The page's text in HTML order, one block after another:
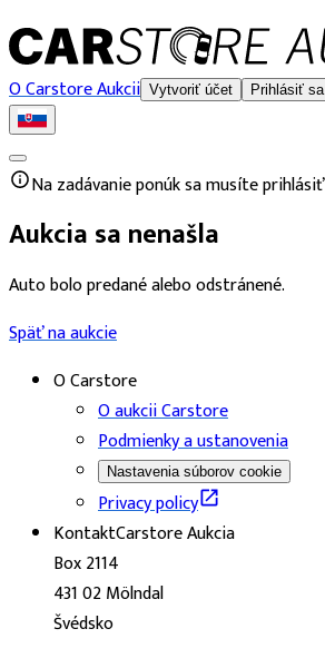
O Carstore Aukcii Vytvoriť účet Prihlásiť sa
Na zadávanie ponúk sa musíte prihlásiť
Aukcia sa nenašla
Auto bolo predané alebo odstránené.
Späť na aukcie
O Carstore
O aukcii Carstore
Podmienky a ustanovenia
Nastavenia súborov cookie
Privacy policy
KontaktCarstore Aukcia
Box 2114
431 02 Mölndal
Švédsko